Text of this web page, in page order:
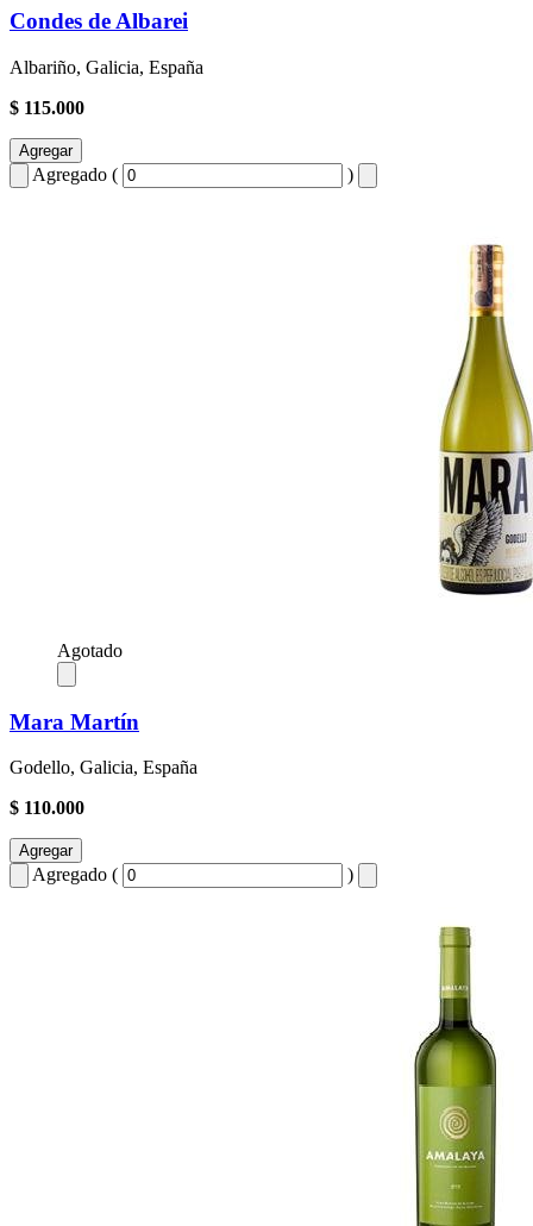
Condes de Albarei
Albariño, Galicia, España
$ 115.000
Agregar
Agregado ( )
Agotado
Mara Martín
Godello, Galicia, España
$ 110.000
Agregar
Agregado ( )